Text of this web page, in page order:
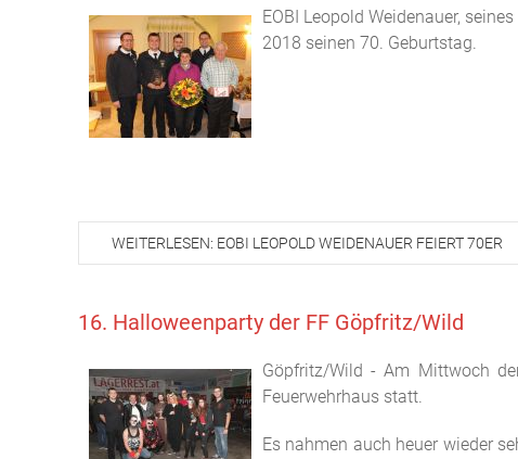
EOBI Leopold Weidenauer,
2018 seinen 70. Geburtstag.
WEITERLESEN: EOBI LEOPOLD WEIDENAUER FEIERT 70ER
16. Halloweenparty der FF Göpfritz/Wild
Göpfritz/Wild - Am Mittwoch
Feuerwehrhaus statt.
Es nahmen auch heuer wieder